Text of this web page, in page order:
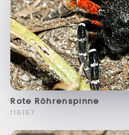
Rote Röhrenspinne
f16167